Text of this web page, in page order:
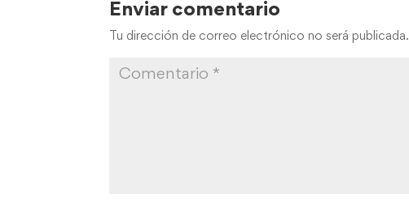
Enviar comentario
Tu dirección de correo electrónico no será publicada.